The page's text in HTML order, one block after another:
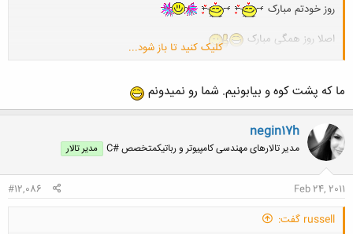
روز خودتم مبارک
اصلا روز همگی مبارک
کلیک کنید تا باز شود...
ما که پشت کوه و بيابونیم. شما رو نميدونم
negin17h
مدیر تالارهای مهندسی کامپیوتر و رباتیکمتخصص #C مدیر تالار
Feb 24, 2011
#12,086
russell گفت: